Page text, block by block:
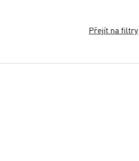
Přejít na filtry